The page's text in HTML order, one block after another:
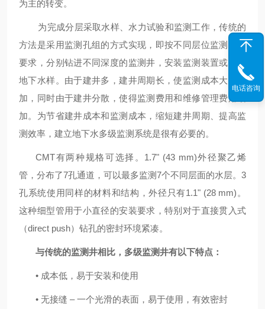
为主的转变。
为完成分层采取水样、水力试验和监测工作，传统的
方法是采用监测孔组的方式实现，即按不同层位监测采样
要求，分别钻进不同深度的监测井，安装监测装置或采取
地下水样。由于建井多，建井周期长，使监测成本大大增
加，同时由于建井分散，使得监测费用和维修管理费用增
加。为节省建井成本和监测成本，缩短建井周期、提高监
测效率，建立地下水多级监测系统是很有必要的。
CMT有两种规格可选择。 1.7" (43 mm)外径聚乙烯
管，分布了7孔通道，可以最多监测7个不同层面的水层。 3
孔系统使用同样的材料和结构，外径只有1.1" (28 mm) 。
这种细型管用于小直径的安装要求，特别对于直接贯入式
（direct push）钻孔的密封环境紧凑。
与传统的监测井相比，多级监测井有以下特点：
• 成本低，易于安装和使用
• 无接缝 –一个光滑的表面，易于使用，有效密封
电话咨询